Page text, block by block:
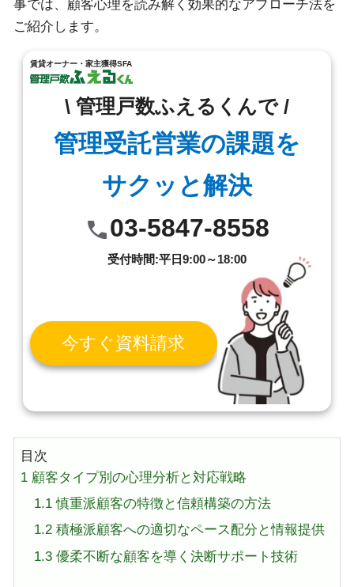
事では、顧客心理を読み解く効果的なアプローチ法を
ご紹介します。
賃貸オーナー・家主獲得SFA
\ 管理戸数ふえるくんで /
管理受託営業の課題を
サクッと解決
03-5847-8558
受付時間:平日9:00～18:00
今すぐ資料請求
目次
1 顧客タイプ別の心理分析と対応戦略
1.1慎重派顧客の特徴と信頼構築の方法
1.2積極派顧客への適切なペース配分と情報提供
1.3優柔不断な顧客を導く決断サポート技術